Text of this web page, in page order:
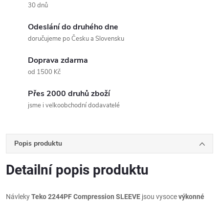
30 dnů
Odeslání do druhého dne
doručujeme po Česku a Slovensku
Doprava zdarma
od 1500 Kč
Přes 2000 druhů zboží
jsme i velkoobchodní dodavatelé
Popis produktu
Detailní popis produktu
NávlekyTeko 2244PF Compression SLEEVE jsou vysocevýkonné